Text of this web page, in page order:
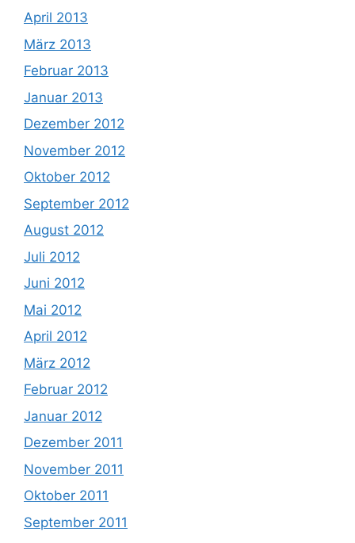
April 2013
März 2013
Februar 2013
Januar 2013
Dezember 2012
November 2012
Oktober 2012
September 2012
August 2012
Juli 2012
Juni 2012
Mai 2012
April 2012
März 2012
Februar 2012
Januar 2012
Dezember 2011
November 2011
Oktober 2011
September 2011